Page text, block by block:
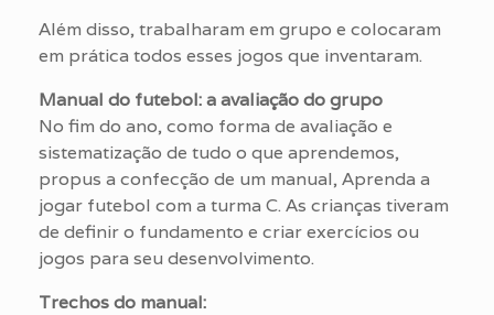
Além disso, trabalharam em grupo e colocaram
em prática todos esses jogos que inventaram.
Manual do futebol: a avaliação do grupo
No fim do ano, como forma de avaliação e
sistematização de tudo o que aprendemos,
propus a confecção de um manual, Aprenda a
jogar futebol com a turma C. As crianças tiveram
de definir o fundamento e criar exercícios ou
jogos para seu desenvolvimento.
Trechos do manual: